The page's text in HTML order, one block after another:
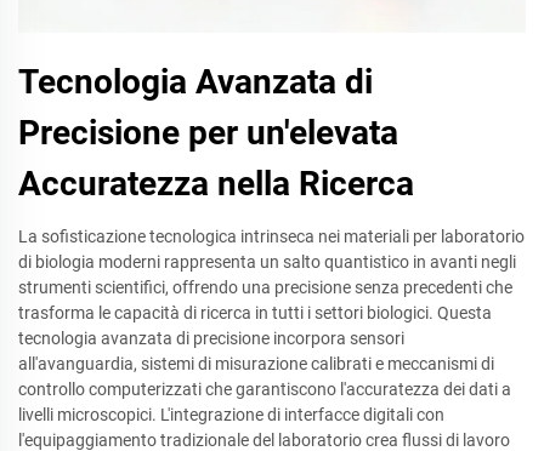
Tecnologia Avanzata di
Precisione per un'elevata
Accuratezza nella Ricerca
La sofisticazione tecnologica intrinseca nei materiali per laboratorio
di biologia moderni rappresenta un salto quantistico in avanti negli
strumenti scientifici, offrendo una precisione senza precedenti che
trasforma le capacità di ricerca in tutti i settori biologici. Questa
tecnologia avanzata di precisione incorpora sensori
all'avanguardia, sistemi di misurazione calibrati e meccanismi di
controllo computerizzati che garantiscono l'accuratezza dei dati a
livelli microscopici. L'integrazione di interfacce digitali con
l'equipaggiamento tradizionale del laboratorio crea flussi di lavoro